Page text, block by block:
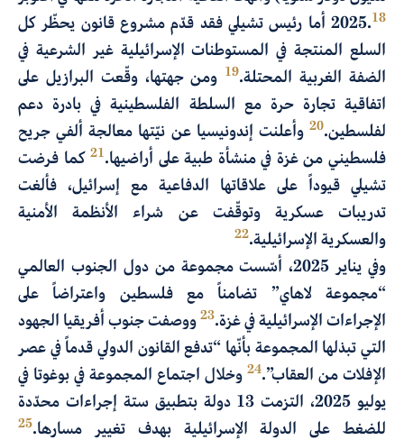
2025.18
أما رئيس تشيلي فقد قدّم مشروع قانون يحظّر كل
السلع المنتجة في المستوطنات الإسرائيلية غير الشرعية في
الضفة الغربية المحتلة.19 ومن جهتها، وقّعت البرازيل على
اتفاقية تجارة حرة مع السلطة الفلسطينية في بادرة دعم
لفلسطين.20 وأعلنت إندونيسيا عن نيّتها معالجة ألفي جريح
فلسطيني من غزة في منشأة طبية على أراضيها.21كما فرضت
تشيلي قيوداً على علاقاتها الدفاعية مع إسرائيل، فألغت
تدريبات عسكرية وتوقّفت عن شراء الأنظمة الأمنية
والعسكرية الإسرائيلية.22
وفي يناير 2025، أسّست مجموعة من دول الجنوب العالمي
“مجموعة لاهاي” تضامناً مع فلسطين واعتراضاً على
الإجراءات الإسرائيلية في غزة.23 ووصفت جنوب أفريقيا الجهود
التي تبذلها المجموعة بأنّها “تدفع القانون الدولي قدماً في عصر
الإفلات من العقاب”.24 وخلال اجتماع المجموعة في بوغوتا في
يوليو 2025، التزمت 13 دولة بتطبيق ستة إجراءات محدّدة
للضغط على الدولة الإسرائيلية بهدف تغيير مسارها.25